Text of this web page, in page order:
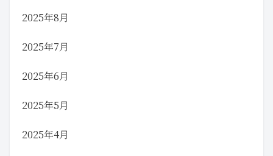
2025年8月
2025年7月
2025年6月
2025年5月
2025年4月